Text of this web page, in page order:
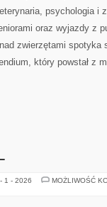
psychologia i
oraz wyjazdy z
zwierzętami spotyka
który powstał z
1 - 2026
MOŻLIWOŚĆ